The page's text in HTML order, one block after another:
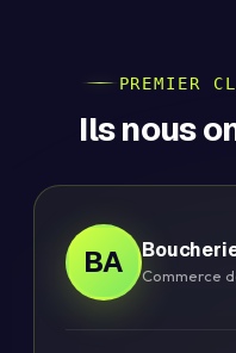
PREMIER
Ils nous
BA Commerce